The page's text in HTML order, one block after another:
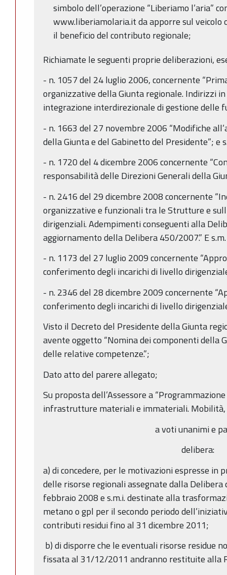
simbolo dell’operazione “Liberiamo l’aria”
www.liberiamolaria.it da apporre sul
il beneficio del contributo regionale;
Richiamate le seguenti proprie deliberazioni,
- n. 1057 del 24 luglio 2006, concernente
organizzative della Giunta regionale. Indirizzi
integrazione interdirezionale di gestione delle
- n. 1663 del 27 novembre 2006 “Modifiche
della Giunta e del Gabinetto del Presidente”; e
- n. 1720 del 4 dicembre 2006 concernente
responsabilità delle Direzioni Generali della
- n. 2416 del 29 dicembre 2008 concernente
organizzative e funzionali tra le Strutture e
dirigenziali. Adempimenti conseguenti alla
aggiornamento della Delibera 450/2007.” E s.m.
- n. 1173 del 27 luglio 2009 concernente
conferimento degli incarichi di livello
- n. 2346 del 28 dicembre 2009 concernente
conferimento degli incarichi di livello
Visto il Decreto del Presidente della Giunta
avente oggetto “Nomina dei componenti della
delle relative competenze.”;
Dato atto del parere allegato;
Su proposta dell’Assessore a
infrastrutture materiali e immateriali.
a voti unanimi e
delibera:
a) di concedere, per le motivazioni espresse in
delle risorse regionali assegnate dalla
febbraio 2008 e s.m.i. destinate alla
metano o gpl per il secondo periodo
contributi residui fino al 31 dicembre 2011;
b) di disporre che le eventuali risorse residue
fissata al 31/12/2011 andranno restituite alla